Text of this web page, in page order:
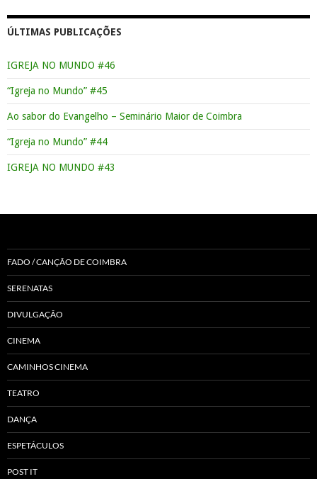
ÚLTIMAS PUBLICAÇÕES
IGREJA NO MUNDO #46
“Igreja no Mundo” #45
Ao sabor do Evangelho – Seminário Maior de Coimbra
“Igreja no Mundo” #44
IGREJA NO MUNDO #43
FADO / CANÇÃO DE COIMBRA
SERENATAS
DIVULGAÇÃO
CINEMA
CAMINHOS CINEMA
TEATRO
DANÇA
ESPETÁCULOS
POST IT